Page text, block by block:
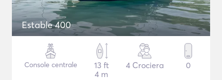
Estable 400
Console centrale
13 ft
4 m
4 Crociera 0